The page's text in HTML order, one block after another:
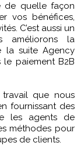
quelle façon
vos bénéfices,
C’est aussi un
améliorons la
la suite Agency
le paiement B2B
que nous
fournissant des
les agents de
méthodes pour
de clients.